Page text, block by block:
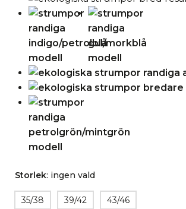
Storlek: ingen vald
35/38 39/42 43/46